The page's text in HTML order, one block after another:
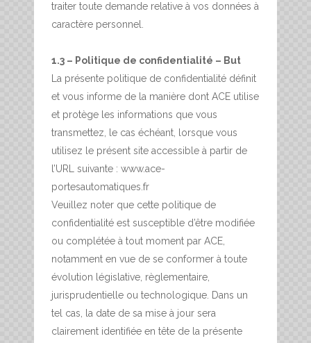
traiter toute demande relative à vos données à
caractère personnel.
1.3 – Politique de confidentialité – But
La présente politique de confidentialité définit
et vous informe de la manière dont ACE utilise
et protège les informations que vous
transmettez, le cas échéant, lorsque vous
utilisez le présent site accessible à partir de
l’URL suivante : www.ace-
portesautomatiques.fr
Veuillez noter que cette politique de
confidentialité est susceptible d’être modifiée
ou complétée à tout moment par ACE,
notamment en vue de se conformer à toute
évolution législative, règlementaire,
jurisprudentielle ou technologique. Dans un
tel cas, la date de sa mise à jour sera
clairement identifiée en tête de la présente